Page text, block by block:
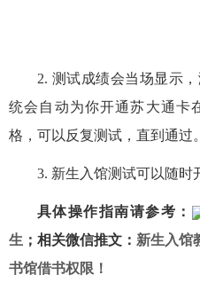
2. 测试成绩会当场显示，
统会自动为你开通苏大通卡
格，可以反复测试，直到通过。
3. 新生入馆测试可以随时
具体操作指南请参考：
生 ；相关微信推文： 新生入馆
书馆借书权限！